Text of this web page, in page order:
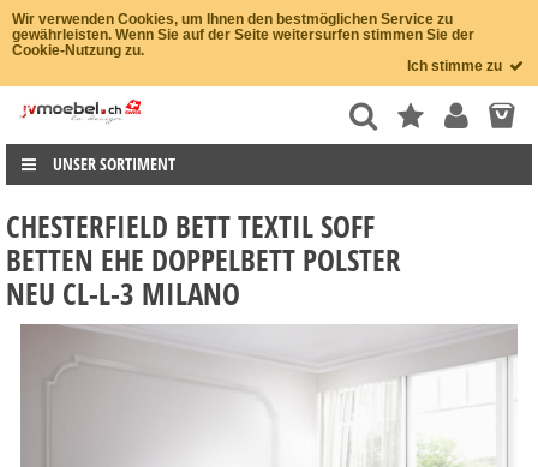
Wir verwenden Cookies, um Ihnen den bestmöglichen Service zu
gewährleisten. Wenn Sie auf der Seite weitersurfen stimmen Sie der
Cookie-Nutzung zu.
Ich stimme zu
UNSER SORTIMENT
CHESTERFIELD BETT TEXTIL SOFF
BETTEN EHE DOPPELBETT POLSTER
NEU CL-L-3 MILANO